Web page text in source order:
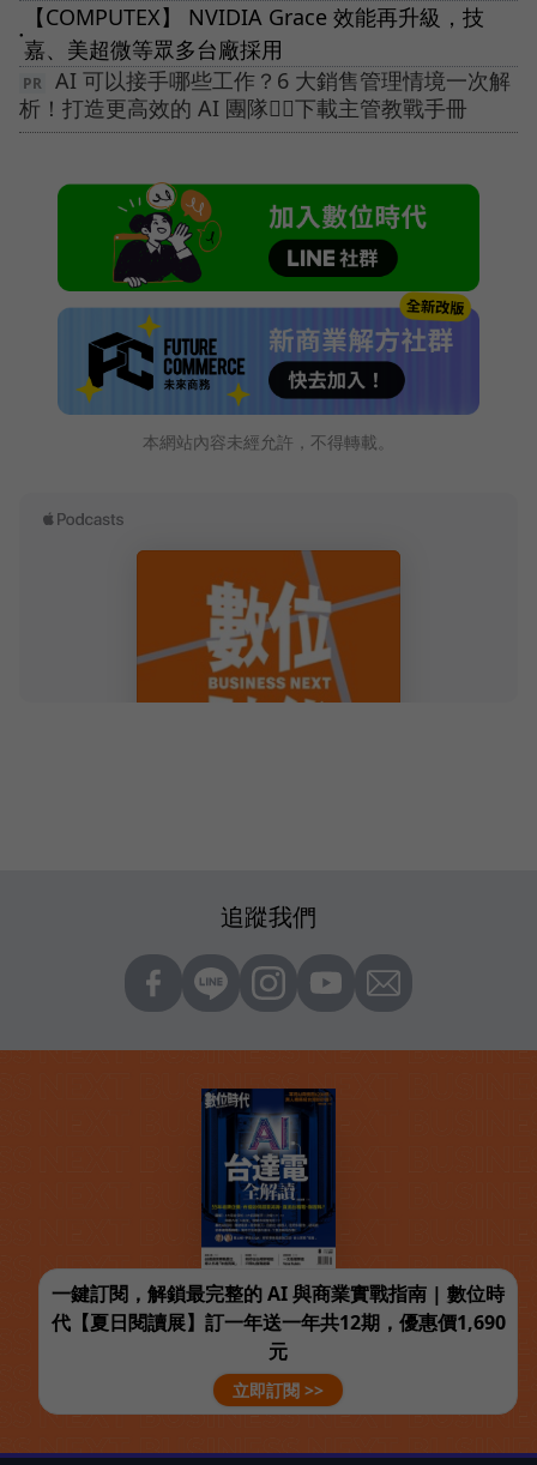
●
【COMPUTEX】 NVIDIA Grace 效能再升級，技
嘉、美超微等眾多台廠採用
AI 可以接手哪些工作？6 大銷售管理情境一次解
析！打造更高效的 AI 團隊👉🏻下載主管教戰手冊
本網站內容未經允許，不得轉載。
追蹤我們
一鍵訂閱，解鎖最完整的 AI 與商業實戰指南 | 數位時
代【夏日閱讀展】訂一年送一年共12期，優惠價1,690
元
立即訂閱 >>